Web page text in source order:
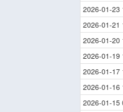
2026-01-23
2026-01-21
2026-01-20
2026-01-19
2026-01-17
2026-01-16
2026-01-15